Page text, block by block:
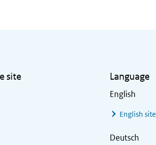
site Language
English
English site
Deutsch